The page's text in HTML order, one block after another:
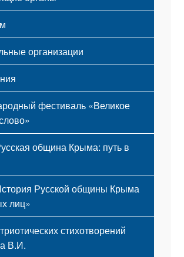
организации
фестиваль «Великое
община Крыма: путь в
Русской общины Крыма
лиц»
стихотворений
В.И.